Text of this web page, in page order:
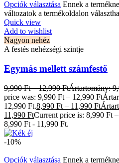
Opciók választása Ennek a
változatok a termékoldalon
Quick view
Add to wishlist
Nagyon nehéz
A festés nehézségi szintje
Egymás mellett számfestő
9,990Ft – 12,990FtÁrtartomány:
price was: 9,990 Ft – 12,990
12,990 Ft.8,990 Ft – 11,990 Ft
11,990 FtCurrent price is: 8,990 Ft
8,990 Ft - 11,990 Ft.
-10%
Opciók választása Ennek a